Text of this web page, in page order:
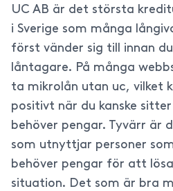
UC AB är det största
i Sverige som många
först vänder sig till innan
låntagare. På många
ta mikrolån utan uc, vilket
positivt när du kanske
behöver pengar. Tyvärr är
som utnyttjar personer
behöver pengar för att
situation. Det som är bra